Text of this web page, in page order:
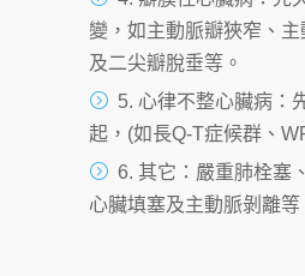
變，如主動脈瓣狹窄、
及二尖瓣脫垂等。
5. 心律不整心臟病：
起，(如長Q-T症候群、
6. 其它：嚴重肺栓塞
心臟填塞及主動脈剝離等